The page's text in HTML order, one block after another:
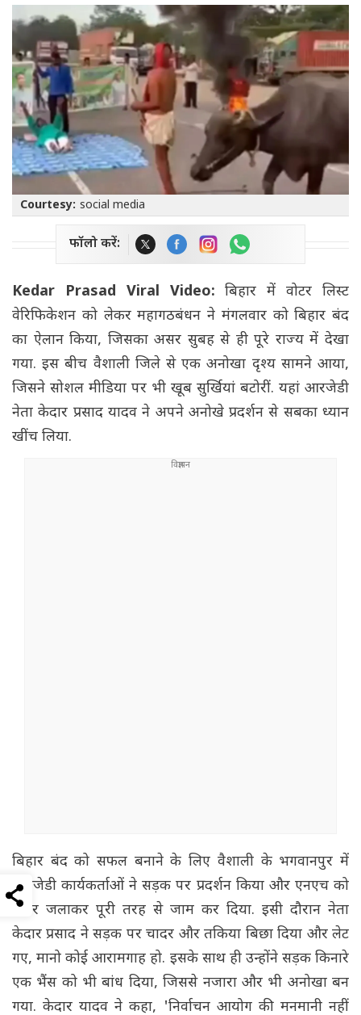
Courtesy: social media
फॉलो करें:
Kedar Prasad Viral Video: बिहार में वोटर लिस्ट
वेरिफिकेशन को लेकर महागठबंधन ने मंगलवार को बिहार बंद
का ऐलान किया, जिसका असर सुबह से ही पूरे राज्य में देखा
गया. इस बीच वैशाली जिले से एक अनोखा दृश्य सामने आया,
जिसने सोशल मीडिया पर भी खूब सुर्खियां बटोरीं. यहां आरजेडी
नेता केदार प्रसाद यादव ने अपने अनोखे प्रदर्शन से सबका ध्यान
खींच लिया.
बिहार बंद को सफल बनाने के लिए वैशाली के भगवानपुर में
आरजेडी कार्यकर्ताओं ने सड़क पर प्रदर्शन किया और एनएच को
टायर जलाकर पूरी तरह से जाम कर दिया. इसी दौरान नेता
केदार प्रसाद ने सड़क पर चादर और तकिया बिछा दिया और लेट
गए, मानो कोई आरामगाह हो. इसके साथ ही उन्होंने सड़क किनारे
एक भैंस को भी बांध दिया, जिससे नजारा और भी अनोखा बन
गया. केदार यादव ने कहा, 'निर्वाचन आयोग की मनमानी नहीं